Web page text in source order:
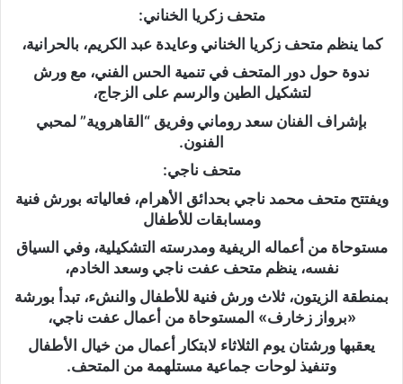
متحف زكريا الخناني:
كما ينظم متحف زكريا الخناني وعايدة عبد الكريم، بالحرانية،
ندوة حول دور المتحف في تنمية الحس الفني، مع ورش
لتشكيل الطين والرسم على الزجاج،
بإشراف الفنان سعد روماني وفريق “القاهروية” لمحبي
الفنون.
متحف ناجي:
ويفتتح متحف محمد ناجي بحدائق الأهرام، فعالياته بورش فنية
ومسابقات للأطفال
مستوحاة من أعماله الريفية ومدرسته التشكيلية، وفي السياق
نفسه، ينظم متحف عفت ناجي وسعد الخادم،
بمنطقة الزيتون، ثلاث ورش فنية للأطفال والنشء، تبدأ بورشة
«برواز زخارف» المستوحاة من أعمال عفت ناجي،
يعقبها ورشتان يوم الثلاثاء لابتكار أعمال من خيال الأطفال
وتنفيذ لوحات جماعية مستلهمة من المتحف.